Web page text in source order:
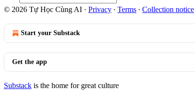
© 2026 Tự Học Cùng AI · Privacy ∙ Terms ∙ Collection notice
Start your Substack
Get the app
Substack is the home for great culture